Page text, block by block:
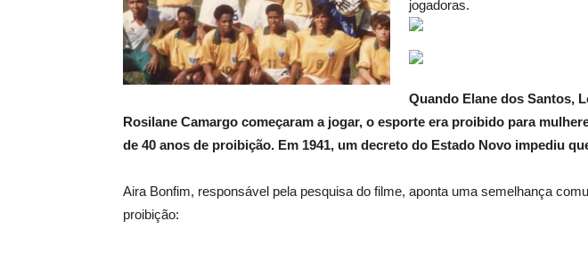
jogadoras.
Quando Elane dos Santos,
Rosilane Camargo começaram a jogar, o esporte era proibido para
de 40 anos de proibição. Em 1941, um decreto do Estado Novo impediu
Aira Bonfim, responsável pela pesquisa do filme, aponta uma semelhança
proibição: